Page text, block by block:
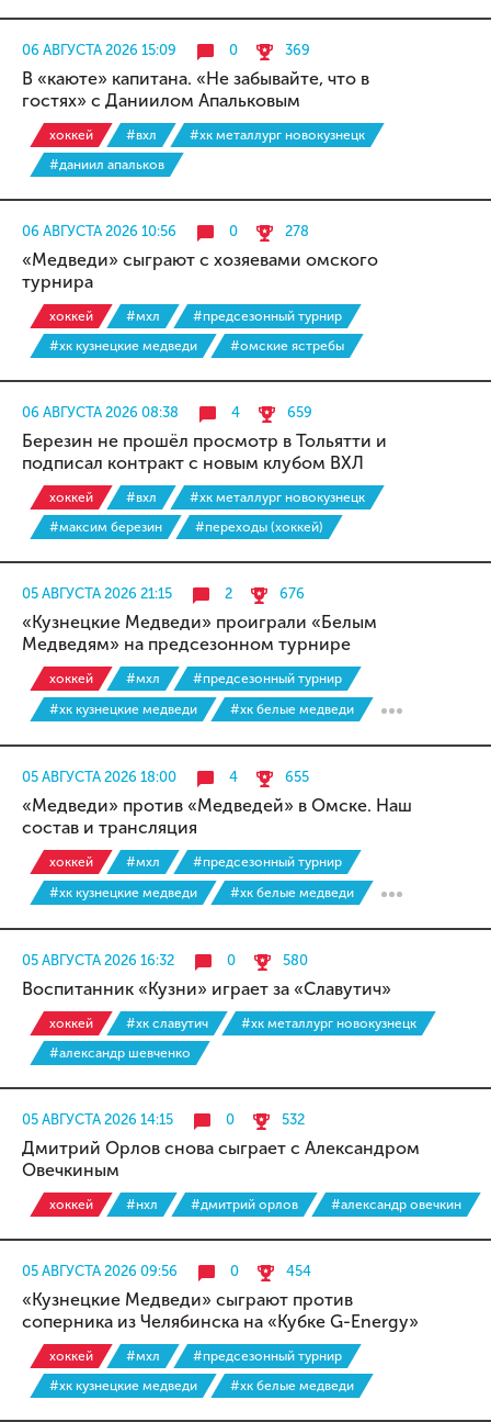
06 АВГУСТА 2026 15:09 0 369
В «каюте» капитана. «Не забывайте, что в
гостях» с Даниилом Апальковым
хоккей #вхл
#хк металлург новокузнецк
#даниил апальков
06 АВГУСТА 2026 10:56 0 278
«Медведи» сыграют с хозяевами омского
турнира
хоккей #мхл
#предсезонный турнир
#хк кузнецкие медведи
#омские ястребы
06 АВГУСТА 2026 08:38 4 659
Березин не прошёл просмотр в Тольятти и
подписал контракт с новым клубом ВХЛ
хоккей #вхл
#хк металлург новокузнецк
#максим березин
#переходы (хоккей)
05 АВГУСТА 2026 21:15 2 676
«Кузнецкие Медведи» проиграли «Белым
Медведям» на предсезонном турнире
хоккей #мхл
#предсезонный турнир
#хк кузнецкие медведи
#хк белые медведи
05 АВГУСТА 2026 18:00 4 655
«Медведи» против «Медведей» в Омске. Наш
состав и трансляция
хоккей #мхл
#предсезонный турнир
#хк кузнецкие медведи
#хк белые медведи
05 АВГУСТА 2026 16:32 0 580
Воспитанник «Кузни» играет за «Славутич»
хоккей #хк славутич
#хк металлург новокузнецк
#александр шевченко
05 АВГУСТА 2026 14:15 0 532
Дмитрий Орлов снова сыграет с Александром
Овечкиным
хоккей #нхл #дмитрий орлов #александр овечкин
05 АВГУСТА 2026 09:56 0 454
«Кузнецкие Медведи» сыграют против
соперника из Челябинска на «Кубке G-Energy»
хоккей #мхл
#предсезонный турнир
#хк кузнецкие медведи
#хк белые медведи